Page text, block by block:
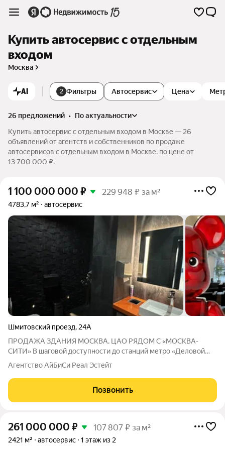
Купить автосервис с отдельным
входом
Москва
AI 2 Фильтры Автосервис Цена
26 предложений •
по актуальности
Купить автосервис с отдельным входом в Москве — 26
объявлений от агентств и собственников по продаже
автосервисов с отдельным входом в Москве. по цене от
13 700 000 ₽.
1 100 000 000 ₽ 229 948 ₽ за м²
4783,7 м² автосервис
Шмитовский проезд, 24А
ПРОДАЖА ЗДАНИЯ МОСКВА, ЦАО РЯДОМ С «МОСКВА-
СИТИ» В шаговой доступности до станций метро «Деловой
центр» и «Шелепиха» Продается современное здание
одном из самых технологичных деловых кварталов
Агентство АйБиСи Реал Эстейт
Позвонить
261 000 000 ₽ 107 807 ₽ за м²
2421 м² автосервис 1 этаж из 2